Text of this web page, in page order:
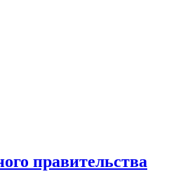
правительства